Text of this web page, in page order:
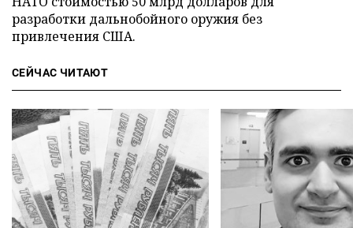
разработки дальнобойного оружия без
привлечения США.
СЕЙЧАС ЧИТАЮТ